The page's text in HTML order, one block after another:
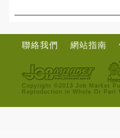
聯絡我們 網站指南
Copyright ©2013 Job Market
Reproduction in Whole Or